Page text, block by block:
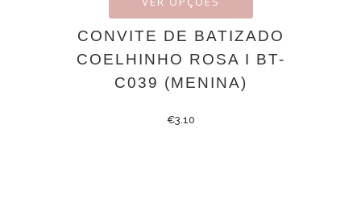
CONVITE DE BATIZADO
COELHINHO ROSA I BT-
C039 (MENINA)
€3.10